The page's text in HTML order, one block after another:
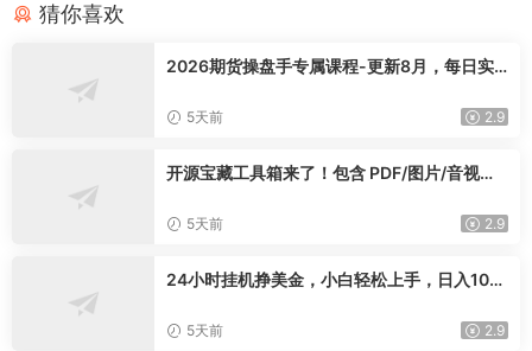
猜你喜欢
2026期货操盘手专属课程-更新8月，每日实
5天前 2.9
开源宝藏工具箱来了！包含 PDF/图片/音视频/
knit-desktop
5天前 2.9
24小时挂机挣美金，小白轻松上手，日入100
5天前 2.9